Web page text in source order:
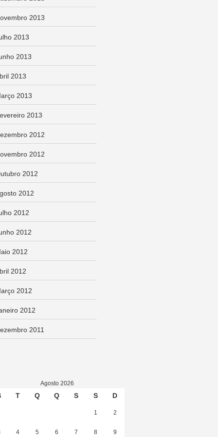
2013
2013
2013
2013
2013
2013
2012
2012
2012
2012
2012
2012
2012
2012
2012
2012
2011
Agosto 2026
T Q Q S S D
1 2
4 5 6 7 8 9